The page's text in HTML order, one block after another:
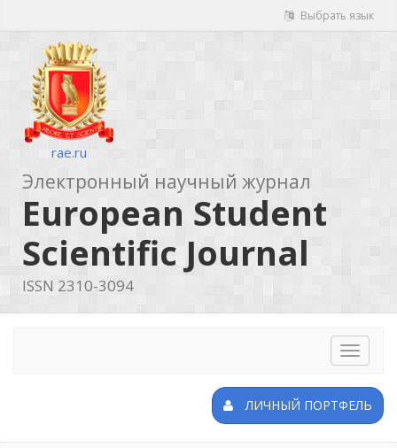
Выбрать язык
rae.ru
Электронный научный журнал
European Student
Scientific Journal
ISSN 2310-3094
Toggle
ЛИЧНЫЙ ПОРТФЕЛЬ